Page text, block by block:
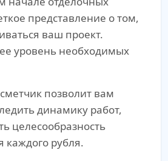
представление о том,
ваш проект.
уровень необходимых
позволит вам
динамику работ,
целесообразность
каждого рубля.